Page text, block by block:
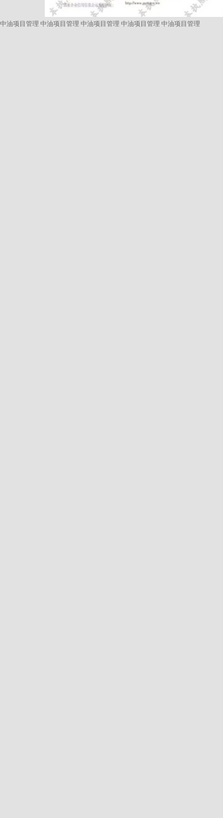
中油项目管理 中油项目管理 中油项目管理 中油项目管理 中油项目管理